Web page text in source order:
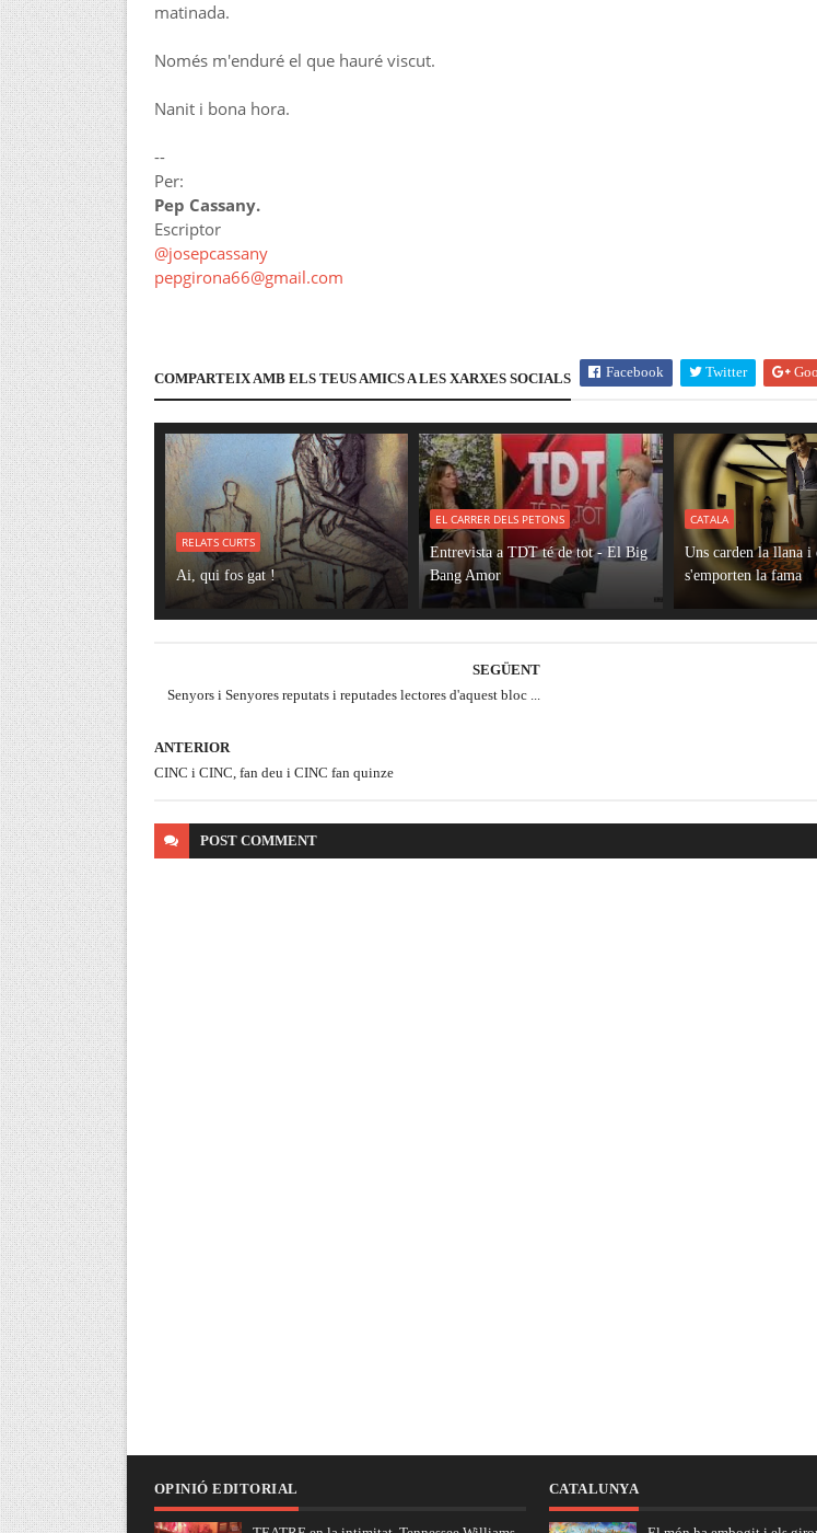
matinada.
Només m'enduré el que hauré viscut.
Nanit i bona hora.
--
Per:
Pep Cassany.
Escriptor
@josepcassany
pepgirona66@gmail.com
COMPARTEIX AMB ELS TEUS AMICS A LES XARXES SOCIALS Facebook Twitter
RELATS CURTS
Ai, qui fos gat !
EL CARRER DELS PETONS
Entrevista a TDT té de tot - El Big
Bang Amor
CATALA
Uns carden la llana i
s'emporten la fama
SEGÜENT
Senyors i Senyores reputats i reputades lectores d'aquest bloc ...
ANTERIOR
CINC i CINC, fan deu i CINC fan quinze
POST COMMENT
OPINIÓ EDITORIAL CATALUNYA